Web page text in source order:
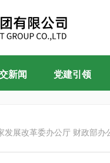
新闻 党建引领
发展改革委办公厅 财政部